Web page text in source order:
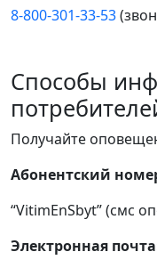
8-800-301-33-53
Способы
Получайте
Абонентский
“VitimEnSbyt” (смс
Электронная